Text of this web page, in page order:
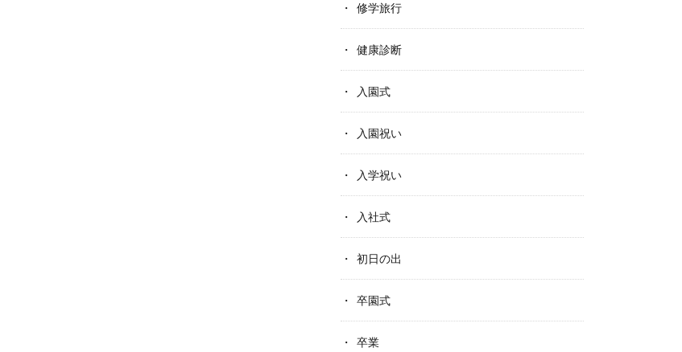
修学旅行
健康診断
入園式
入園祝い
入学祝い
入社式
初日の出
卒園式
卒業